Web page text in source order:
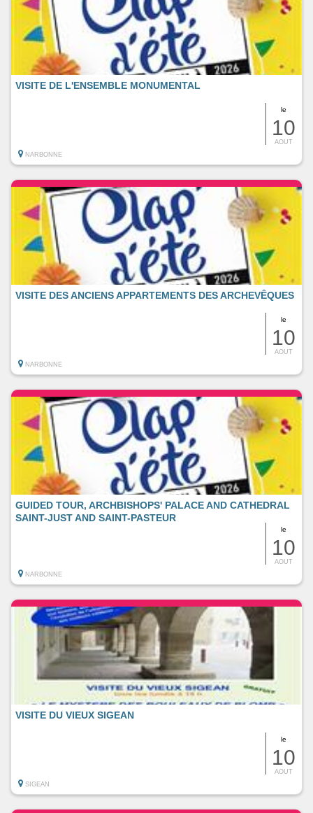
le
10
AOUT
VISITE DE L'ENSEMBLE MONUMENTAL
NARBONNE
le
10
AOUT
VISITE DES ANCIENS APPARTEMENTS DES ARCHEVÊQUES
NARBONNE
le
10
AOUT
GUIDED TOUR, ARCHBISHOPS' PALACE AND CATHEDRAL
SAINT-JUST AND SAINT-PASTEUR
NARBONNE
le
10
AOUT
VISITE DU VIEUX SIGEAN
SIGEAN